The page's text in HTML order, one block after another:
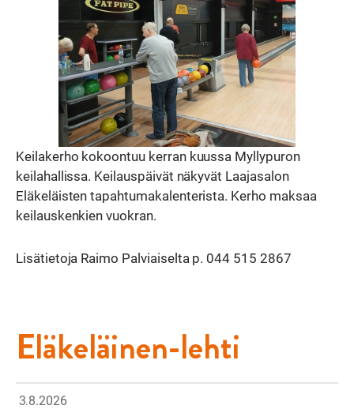
Keilakerho kokoontuu kerran kuussa Myllypuron
keilahallissa. Keilauspäivät näkyvät Laajasalon
Eläkeläisten tapahtumakalenterista. Kerho maksaa
keilauskenkien vuokran.
Lisätietoja Raimo Palviaiselta p. 044 515 2867
Eläkeläinen-lehti
3.8.2026